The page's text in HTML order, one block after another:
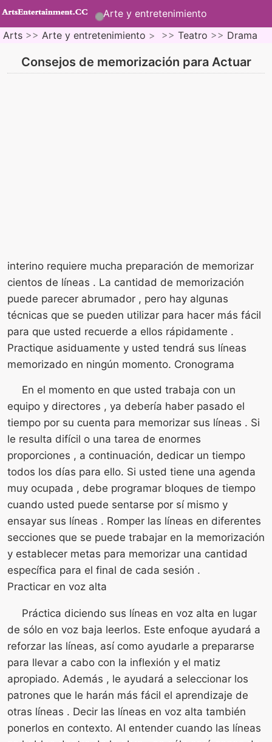
Arte y entretenimiento
Arts >> Arte y entretenimiento > >> Teatro >> Drama
Consejos de memorización para Actuar
interino requiere mucha preparación de memorizar
cientos de líneas . La cantidad de memorización
puede parecer abrumador , pero hay algunas
técnicas que se pueden utilizar para hacer más fácil
para que usted recuerde a ellos rápidamente .
Practique asiduamente y usted tendrá sus líneas
memorizado en ningún momento. Cronograma
En el momento en que usted trabaja con un
equipo y directores , ya debería haber pasado el
tiempo por su cuenta para memorizar sus líneas . Si
le resulta difícil o una tarea de enormes
proporciones , a continuación, dedicar un tiempo
todos los días para ello. Si usted tiene una agenda
muy ocupada , debe programar bloques de tiempo
cuando usted puede sentarse por sí mismo y
ensayar sus líneas . Romper las líneas en diferentes
secciones que se puede trabajar en la memorización
y establecer metas para memorizar una cantidad
específica para el final de cada sesión .
Practicar en voz alta
Práctica diciendo sus líneas en voz alta en lugar
de sólo en voz baja leerlos. Este enfoque ayudará a
reforzar las líneas, así como ayudarle a prepararse
para llevar a cabo con la inflexión y el matiz
apropiado. Además , le ayudará a seleccionar los
patrones que le harán más fácil el aprendizaje de
otras líneas . Decir las líneas en voz alta también
ponerlos en contexto. Al entender cuando las líneas